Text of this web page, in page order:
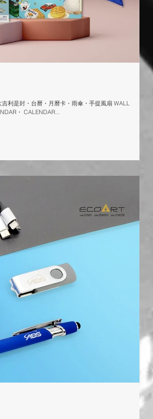
利是封・台曆・月曆卡・雨傘・手提風扇 WALL
・ CALENDAR...